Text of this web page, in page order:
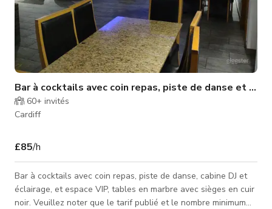
Bar à cocktails avec coin repas, piste de danse et
60+ invités
Cardiff
£85/h
Bar à cocktails avec coin repas, piste de danse, cabine DJ et
éclairage, et espace VIP, tables en marbre avec sièges en cuir
noir. Veuillez noter que le tarif publié et le nombre minimum